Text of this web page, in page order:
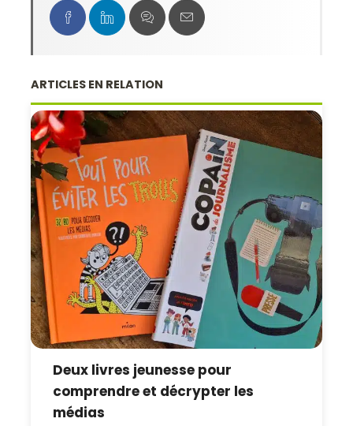
ARTICLES EN RELATION
Deux livres jeunesse pour
comprendre et décrypter les
médias